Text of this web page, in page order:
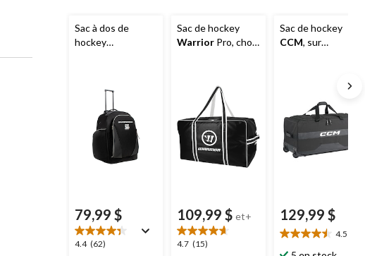
Sac à dos de
hockey
79,99 $
4.4 (62)
4.4
Sac de hockey
Warrior Pro, choix
109,99 $ et+
4.7 (15)
4.7
Sac de hockey
CCM, sur
129,99 $
4.5
4.5
étoile(s)